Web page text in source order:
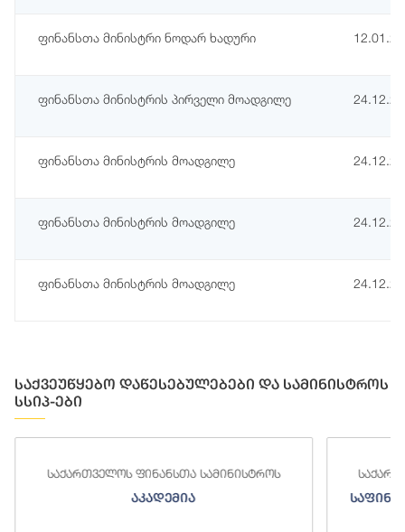
ფინანსთა მინისტრი ნოდარ ხადური
ფინანსთა მინისტრის პირველი მოადგილე
ფინანსთა მინისტრის მოადგილე
ფინანსთა მინისტრის მოადგილე
ფინანსთა მინისტრის მოადგილე
საქვეუწყებო დაწესებულებები და სამინისტროს
სსიპ-ები
საქართველოს ფინანსთა სამინისტროს
აკადემია